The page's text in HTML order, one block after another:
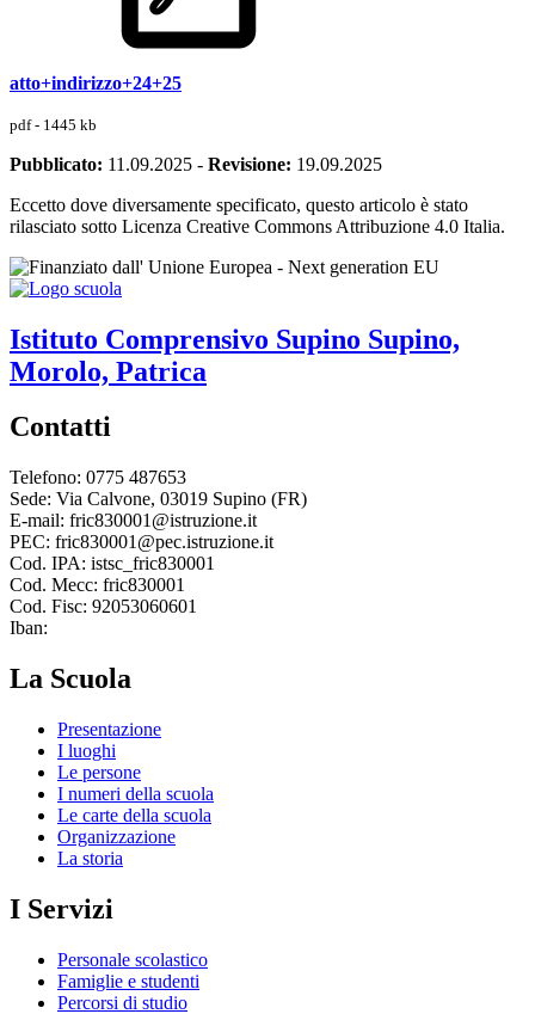
atto+indirizzo+24+25
pdf - 1445 kb
Pubblicato: 11.09.2025 - Revisione: 19.09.2025
Eccetto dove diversamente specificato, questo articolo è stato
rilasciato sotto Licenza Creative Commons Attribuzione 4.0 Italia.
Istituto Comprensivo Supino Supino,
Morolo, Patrica
Contatti
Telefono: 0775 487653
Sede: Via Calvone, 03019 Supino (FR)
E-mail: fric830001@istruzione.it
PEC: fric830001@pec.istruzione.it
Cod. IPA: istsc_fric830001
Cod. Mecc: fric830001
Cod. Fisc: 92053060601
Iban:
La Scuola
Presentazione
I luoghi
Le persone
I numeri della scuola
Le carte della scuola
Organizzazione
La storia
I Servizi
Personale scolastico
Famiglie e studenti
Percorsi di studio